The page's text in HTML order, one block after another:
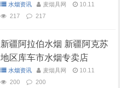
水烟资讯 麦烟具网
10.11
217
217
新疆阿拉伯水烟 新疆阿克苏
地区库车市水烟专卖店
水烟资讯 麦烟具网
10.11
200
200